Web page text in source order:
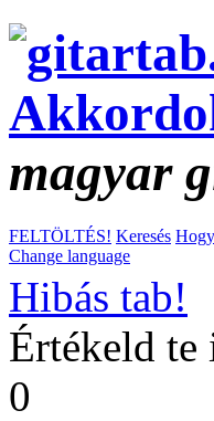
magyar
FELTÖLTÉS! Keresés
Change language
Hibás tab!
Értékeld te
0